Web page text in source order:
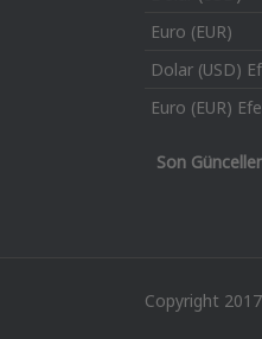
Euro (EUR)
Dolar (USD)
Euro (EUR)
Son
Copyright